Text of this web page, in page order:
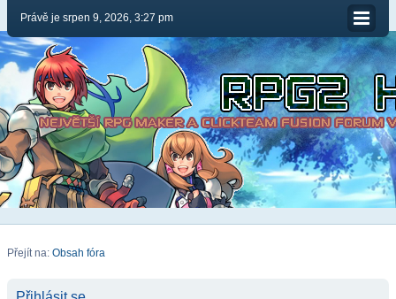
Právě je srpen 9, 2026, 3:27 pm
Přejít na: Obsah fóra